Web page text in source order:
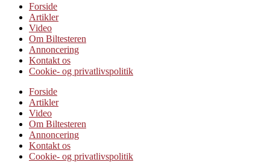
Forside
Artikler
Video
Om Biltesteren
Annoncering
Kontakt os
Cookie- og privatlivspolitik
Forside
Artikler
Video
Om Biltesteren
Annoncering
Kontakt os
Cookie- og privatlivspolitik